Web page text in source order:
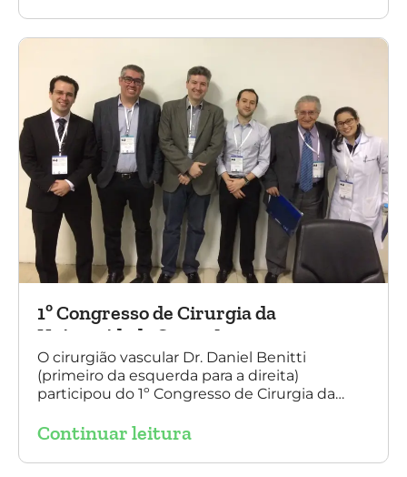
Angiologia e Cirurgia Vascular do Rio Grande
do Sul.
1º Congresso de Cirurgia da
Universidade Santo Amaro
O cirurgião vascular Dr. Daniel Benitti
(primeiro da esquerda para a direita)
participou do 1º Congresso de Cirurgia da
de cirurgia endovascular. O evento também
Amato e do Dr. Adnam Neser.
Continuar leitura